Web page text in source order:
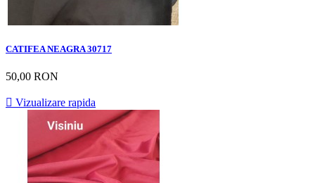
CATIFEA NEAGRA 30717
50,00 RON
 Vizualizare rapida